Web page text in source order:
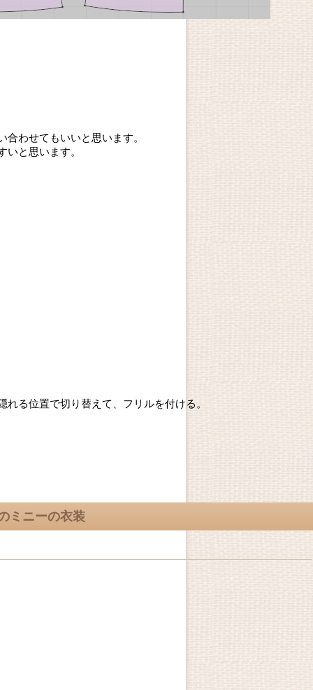
わせてもいいと思います。
と思います。
れる位置で切り替えて、フリルを付ける。
ミニーの衣装